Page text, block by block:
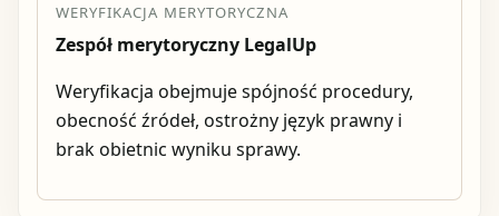
WERYFIKACJA MERYTORYCZNA
Zespół merytoryczny LegalUp
Weryfikacja obejmuje spójność procedury,
obecność źródeł, ostrożny język prawny i
brak obietnic wyniku sprawy.